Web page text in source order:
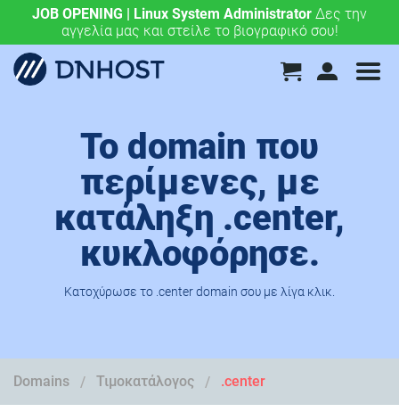
JOB OPENING | Linux System Administrator Δες την
αγγελία μας και στείλε το βιογραφικό σου!
.eu & .ευ domains μόνο 4,90 €/έτος.Χάραξε την
ευρωπαϊκή σου πορεία σήμερα!
Το domain που
περίμενες, με
κατάληξη .center,
κυκλοφόρησε.
Κατοχύρωσε το .center domain σου με λίγα κλικ.
Domains Τιμοκατάλογος .center